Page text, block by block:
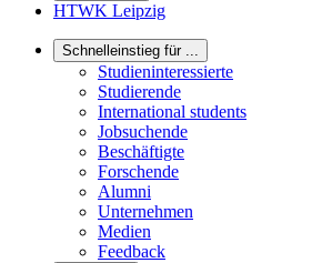
HTWK Leipzig
Schnelleinstieg für ...
Studieninteressierte
Studierende
International students
Jobsuchende
Beschäftigte
Forschende
Alumni
Unternehmen
Medien
Feedback